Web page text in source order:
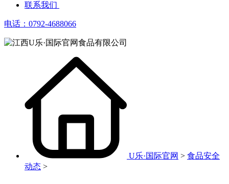
联系我们
电话：0792-4688066
U乐·国际官网 > 食品安全
动态 >